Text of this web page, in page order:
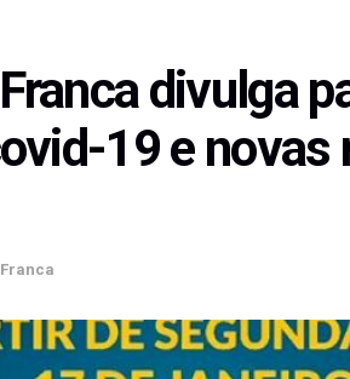
divulga
19 e